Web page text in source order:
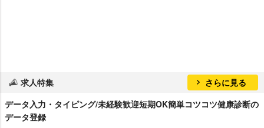
求人特集
さらに見る
データ入力・タイピング/未経験歓迎短期OK簡単コツコツ健康診断の
データ登録